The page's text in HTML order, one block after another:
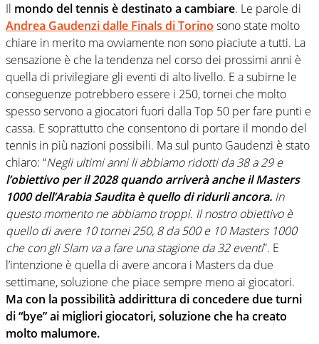
Il mondo del tennis è destinato a cambiare. Le parole di
Andrea Gaudenzi dalle Finals di Torino sono state molto
chiare in merito ma ovviamente non sono piaciute a tutti. La
sensazione è che la tendenza nel corso dei prossimi anni è
quella di privilegiare gli eventi di alto livello. E a subirne le
conseguenze potrebbero essere i 250, tornei che molto
spesso servono a giocatori fuori dalla Top 50 per fare punti e
cassa. E soprattutto che consentono di portare il mondo del
tennis in più nazioni possibili. Ma sul punto Gaudenzi è stato
chiaro: “Negli ultimi anni li abbiamo ridotti da 38 a 29 e
l’obiettivo per il 2028 quando arriverà anche il Masters
1000 dell’Arabia Saudita è quello di ridurli ancora. In
questo momento ne abbiamo troppi. Il nostro obiettivo è
quello di avere 10 tornei 250, 8 da 500 e 10 Masters 1000
che con gli Slam va a fare una stagione da 32 eventi”. E
l’intenzione è quella di avere ancora i Masters da due
settimane, soluzione che piace sempre meno ai giocatori.
Ma con la possibilità addirittura di concedere due turni
di “bye” ai migliori giocatori, soluzione che ha creato
molto malumore.